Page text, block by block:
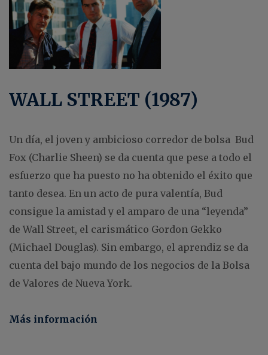
WALL STREET (1987)
Un día, el joven y ambicioso corredor de bolsa Bud
Fox (Charlie Sheen) se da cuenta que pese a todo el
esfuerzo que ha puesto no ha obtenido el éxito que
tanto desea. En un acto de pura valentía, Bud
consigue la amistad y el amparo de una “leyenda”
de Wall Street, el carismático Gordon Gekko
(Michael Douglas). Sin embargo, el aprendiz se da
cuenta del bajo mundo de los negocios de la Bolsa
de Valores de Nueva York.
Más información